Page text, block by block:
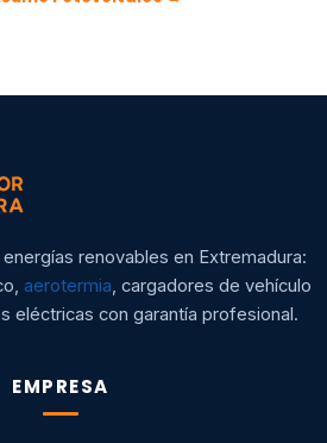
renovables en Extremadura:
aerotermia, cargadores de vehículo
eléctricas con garantía profesional.
EMPRESA